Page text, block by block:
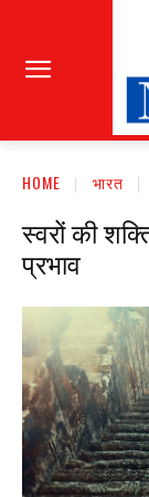
HOME भारत
स्वरों की
प्रभाव